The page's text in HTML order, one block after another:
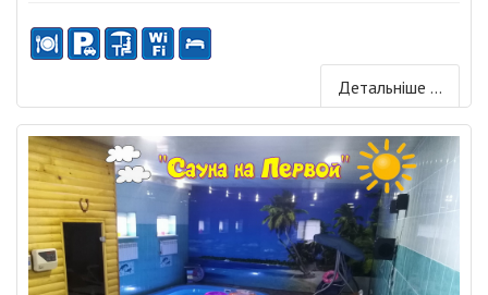
Детальніше ...